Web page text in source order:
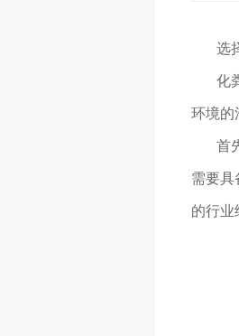
选择
化粪
环境的
首先
需要具
的行业